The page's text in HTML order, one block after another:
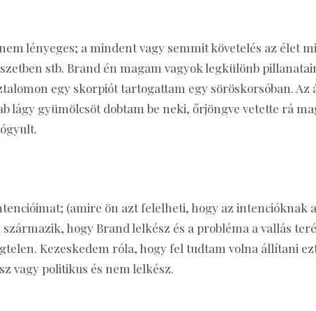
lényeges; a mindent vagy semmit követelés az élet
stb. Brand én magam vagyok legkülönb
egy skorpiót tartogattam egy söröskorsóban. Az
lágy gyümölcsöt dobtam be neki, őrjöngve vetette rá
(amire ön azt felelheti, hogy az intencióknak
hogy Brand lelkész és a probléma a vallás
Kezeskedem róla, hogy fel tudtam volna állítani
vagy politikus és nem lelkész.